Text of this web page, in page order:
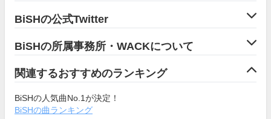
BiSHの公式Twitter
BiSHの所属事務所・WACKについて
関連するおすすめのランキング
BiSHの人気曲No.1が決定！
BiSHの曲ランキング